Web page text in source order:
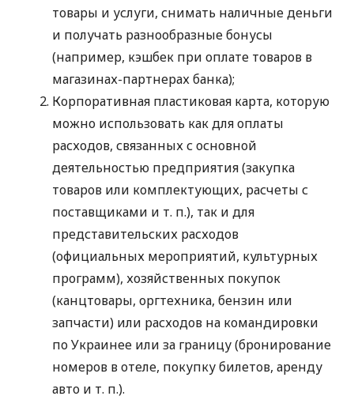
товары и услуги, снимать наличные деньги
и получать разнообразные бонусы
(например, кэшбек при оплате товаров в
магазинах-партнерах банка);
Корпоративная пластиковая карта, которую
можно использовать как для оплаты
расходов, связанных с основной
деятельностью предприятия (закупка
товаров или комплектующих, расчеты с
поставщиками и т. п.), так и для
представительских расходов
(официальных мероприятий, культурных
программ), хозяйственных покупок
(канцтовары, оргтехника, бензин или
запчасти) или расходов на командировки
по Украинее или за границу (бронирование
номеров в отеле, покупку билетов, аренду
авто и т. п.).